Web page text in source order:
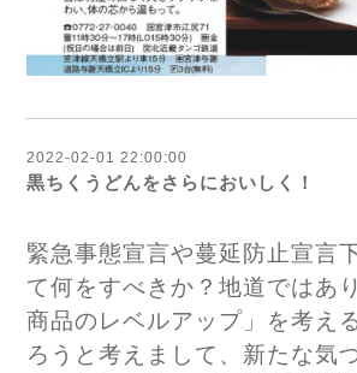
2022-02-01 22:00:00
黒ちくうどんをさらにおいしく！
緊急事態宣言や蔓延防止宣言
て何をすべきか？地道ではあ
商品のレベルアップ」を考え
ろうと考えまして、新たな気